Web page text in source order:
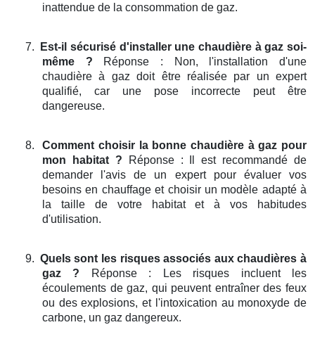
inattendue de la consommation de gaz.
7.
Est-il sécurisé d'installer une chaudière à gaz soi-
même ? Réponse : Non, l'installation d'une
chaudière à gaz doit être réalisée par un expert
qualifié, car une pose incorrecte peut être
dangereuse.
8.
Comment choisir la bonne chaudière à gaz pour
mon habitat ? Réponse : Il est recommandé de
demander l'avis de un expert pour évaluer vos
besoins en chauffage et choisir un modèle adapté à
la taille de votre habitat et à vos habitudes
d'utilisation.
9. Quels sont les risques associés aux chaudières à
gaz ? Réponse : Les risques incluent les
écoulements de gaz, qui peuvent entraîner des feux
ou des explosions, et l'intoxication au monoxyde de
carbone, un gaz dangereux.